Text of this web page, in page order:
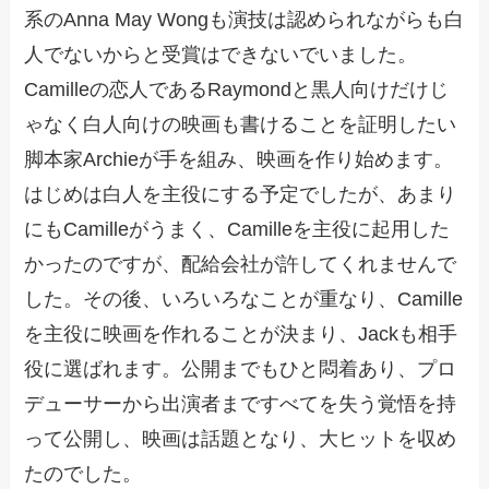
系のAnna May Wongも演技は認められながらも白
人でないからと受賞はできないでいました。
Camilleの恋人であるRaymondと黒人向けだけじ
ゃなく白人向けの映画も書けることを証明したい
脚本家Archieが手を組み、映画を作り始めます。
はじめは白人を主役にする予定でしたが、あまり
にもCamilleがうまく、Camilleを主役に起用した
かったのですが、配給会社が許してくれませんで
した。その後、いろいろなことが重なり、Camille
を主役に映画を作れることが決まり、Jackも相手
役に選ばれます。公開までもひと悶着あり、プロ
デューサーから出演者まですべてを失う覚悟を持
って公開し、映画は話題となり、大ヒットを収め
たのでした。